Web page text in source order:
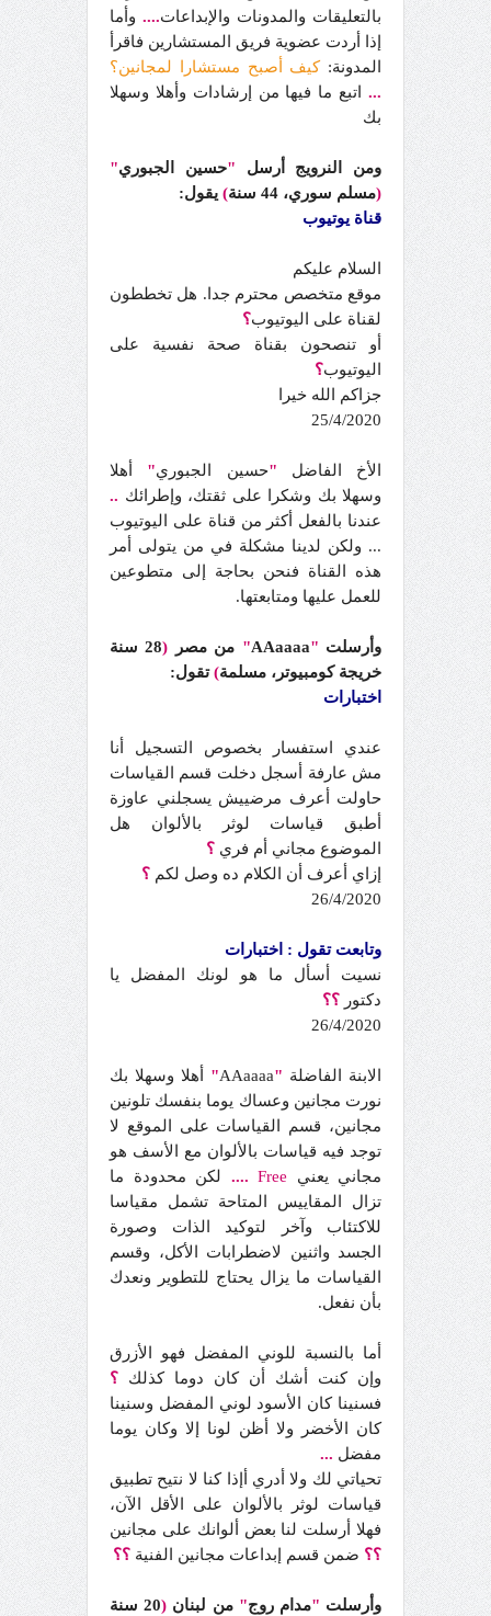
بالتعليقات والمدونات والإبداعات.... وأما
إذا أردت عضوية فريق المستشارين فاقرأ
المدونة:كيف أصبح مستشارا لمجانين؟
... اتبع ما فيها من إرشادات وأهلا وسهلا
بك
ومن النرويج أرسل "حسين الجبوري"
(مسلم سوري، 44 سنة ) يقول:
قناة يوتيوب
السلام عليكم
موقع متخصص محترم جدا. هل تخططون
لقناة على اليوتيوب؟
أو تنصحون بقناة صحة نفسية على
اليوتيوب؟
جزاكم الله خيرا
25/4/2020
الأخ الفاضل "حسين الجبوري" أهلا
وسهلا بك وشكرا على ثقتك، وإطرائك ..
عندنا بالفعل أكثر من قناة على اليوتيوب
... ولكن لدينا مشكلة في من يتولى أمر
هذه القناة فنحن بحاجة إلى متطوعين
للعمل عليها ومتابعتها.
وأرسلت "
AAaaaa
" من مصر (
28 سنة
خريجة كومبيوتر، مسلمة)تقول:
اختبارات
عندي استفسار بخصوص التسجيل أنا
مش عارفة أسجل دخلت قسم القياسات
حاولت أعرف مرضييش يسجلني عاوزة
أطبق قياسات لوثر بالألوان هل
الموضوع مجاني أم فري ؟
إزاي أعرف أن الكلام ده وصل لكم ؟
26/4/2020
وتابعت تقول : اختبارات
نسيت أسأل ما هو لونك المفضل يا
دكتور ؟؟
26/4/2020
الابنة الفاضلة "
AAaaaa
"
أهلا وسهلا بك
نورت مجانين وعساك يوما بنفسك تلونين
مجانين، قسم القياسات على الموقع لا
توجد فيه قياسات بالألوان مع الأسف هو
مجاني يعني Free
.... لكن محدودة ما
تزال المقاييس المتاحة تشمل مقياسا
للاكتئاب وآخر لتوكيد الذات وصورة
الجسد واثنين لاضطرابات الأكل، وقسم
القياسات ما يزال يحتاج للتطوير ونعدك
بأن نفعل.
أما بالنسبة للوني المفضل فهو الأزرق
وإن كنت أشك أن كان دوما كذلك ؟
فسنينا كان الأسود لوني المفضل وسنينا
كان الأخضر ولا أظن لونا إلا وكان يوما
مفضل ...
تحياتي لك ولا أدري أإذا كنا لا نتيح تطبيق
قياسات لوثر بالألوان على الأقل الآن،
فهلا أرسلت لنا بعض ألوانك على مجانين
؟؟ ضمن قسم إبداعات مجانين الفنية ؟؟
وأرسلت "مدام روج" من لبنان ( 20 سنة